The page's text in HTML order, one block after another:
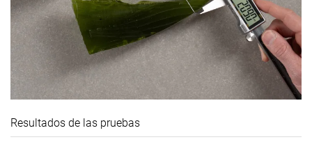
Resultados de las pruebas